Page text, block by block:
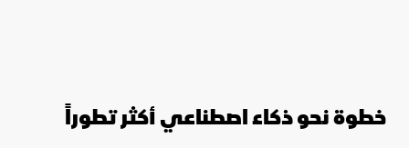
خطوة نحو ذكاء اصطناعي أكثر تطوراً